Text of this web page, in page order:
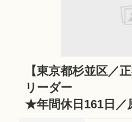
【東京都杉並区／
リーダー
★年間休日161日／